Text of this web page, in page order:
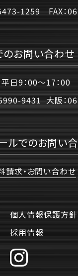
1259 FAX：
のお問い合わせ
日9：00〜17：00
9431 大阪：
ルでのお問い
請求・お問い合わせ
個人情報保護方針
採用情報